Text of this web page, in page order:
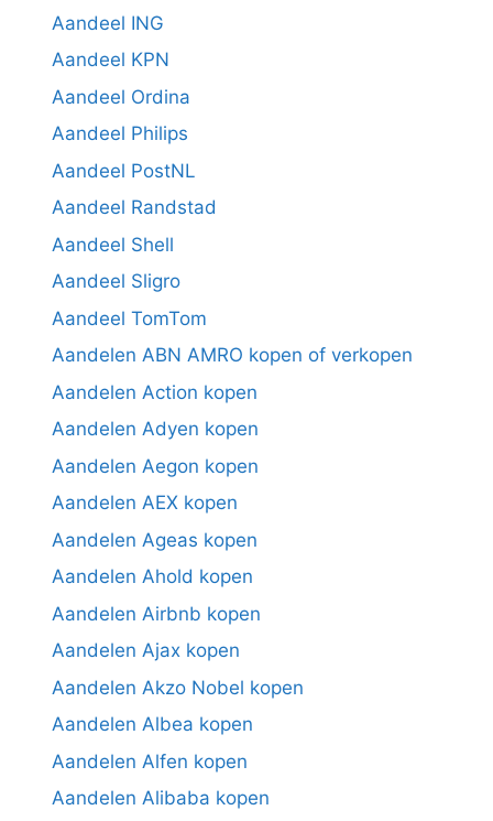
Aandeel ING
Aandeel KPN
Aandeel Ordina
Aandeel Philips
Aandeel PostNL
Aandeel Randstad
Aandeel Shell
Aandeel Sligro
Aandeel TomTom
Aandelen ABN AMRO kopen of verkopen
Aandelen Action kopen
Aandelen Adyen kopen
Aandelen Aegon kopen
Aandelen AEX kopen
Aandelen Ageas kopen
Aandelen Ahold kopen
Aandelen Airbnb kopen
Aandelen Ajax kopen
Aandelen Akzo Nobel kopen
Aandelen Albea kopen
Aandelen Alfen kopen
Aandelen Alibaba kopen